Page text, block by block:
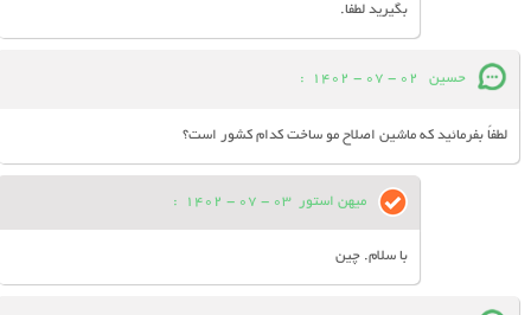
بگیرید لطفا.
حسین 02 - 07 - 1402
:
لطفاً بفرمائید که ماشین اصلاح مو ساخت کدام کشور است؟
میهن استور 03 - 07 - 1402
:
با سلام. چین